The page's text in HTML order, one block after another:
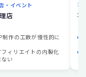
・イベント
店
制作の工数が慢性的に
フィリエイトの内製化
い
不
不